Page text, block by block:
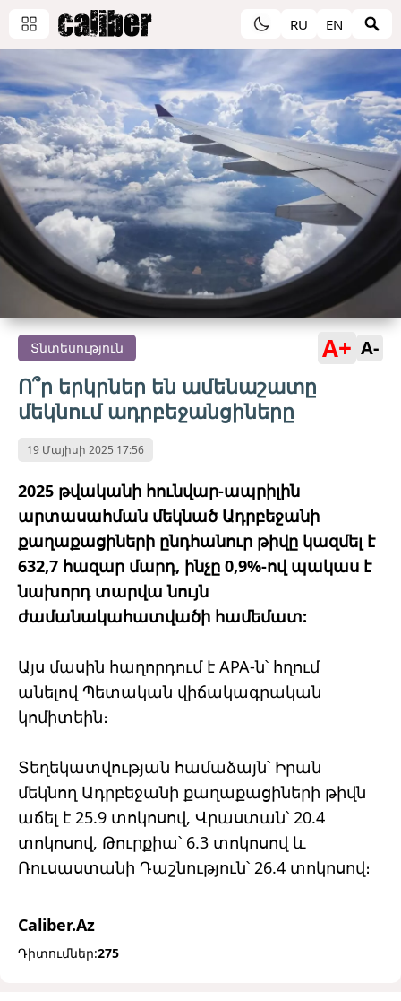
RU EN
Տնտեսություն A+ A-
Ո՞ր երկրներ են ամենաշատը
մեկնում ադրբեջանցիները
19 Մայիսի 2025 17:56
2025 թվականի հունվար-ապրիլին
արտասահման մեկնած Ադրբեջանի
քաղաքացիների ընդհանուր թիվը կազմել է
632,7 հազար մարդ, ինչը 0,9%-ով պակաս է
նախորդ տարվա նույն
ժամանակահատվածի համեմատ:
Այս մասին հաղորդում է APA-ն՝ հղում
անելով Պետական ​​վիճակագրական
կոմիտեին։
Տեղեկատվության համաձայն՝ Իրան
մեկնող Ադրբեջանի քաղաքացիների թիվն
աճել է 25.9 տոկոսով, Վրաստան՝ 20.4
տոկոսով, Թուրքիա՝ 6.3 տոկոսով և
Ռուսաստանի Դաշնություն՝ 26.4 տոկոսով։
Caliber.Az
Դիտումներ:275